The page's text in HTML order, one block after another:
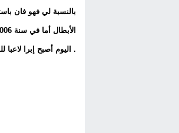
. اليوم أصبح إبرا